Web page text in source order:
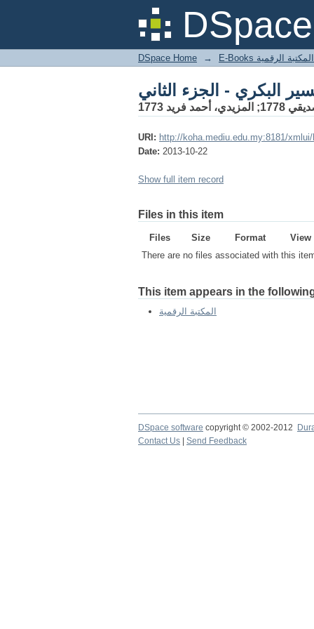
DSpace Home → المكتبة الرقمية
1773
URI: http://koha.mediu.edu.my:8181/
Date: 2013-10-22
Show full item record
Files in this item
Files Size Format
View
There are no files associated with this
This item appears in the
المكتبة الرقمية
DSpace software copyright © 2002-2012
Contact Us
Send Feedback